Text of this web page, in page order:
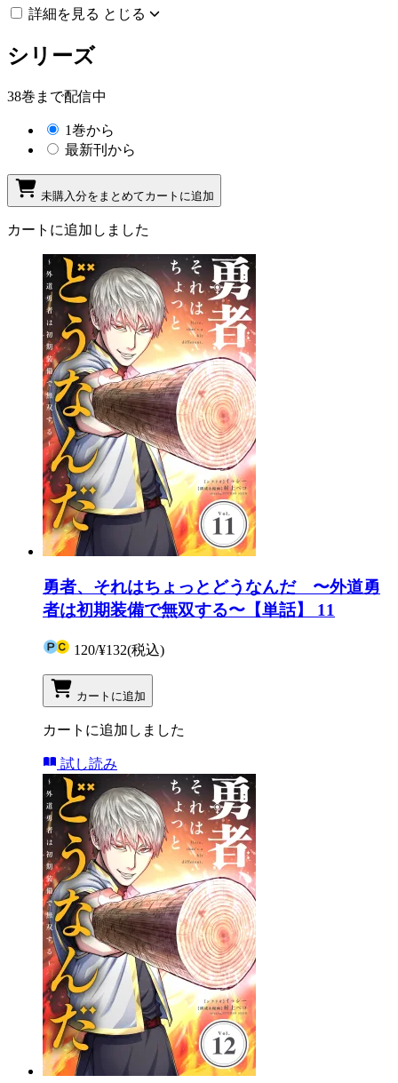
詳細を見る とじる
シリーズ
38巻まで配信中
1巻から
最新刊から
未購入分をまとめてカートに追加
カートに追加しました
勇者、それはちょっとどうなんだ 〜外道勇
者は初期装備で無双する〜【単話】 11
120/¥132(税込)
カートに追加
カートに追加しました
試し読み